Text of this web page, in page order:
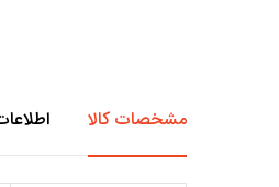
مشخصات کالا